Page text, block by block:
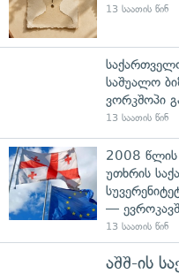
13 საათის წინ
საშუალო
ვორკშოპი
13 საათის წინ
2008 წლის
უთხრის
—
13 საათის წინ
აშშ-ის